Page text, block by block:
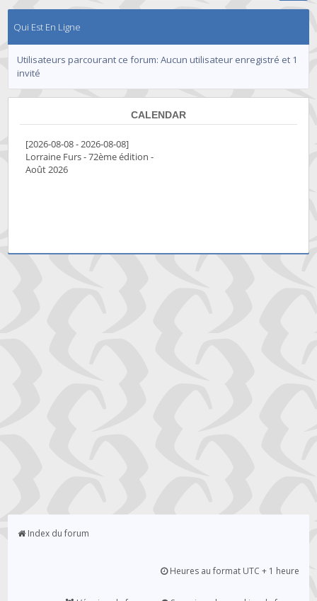
Qui Est En Ligne
Utilisateurs parcourant ce forum: Aucun utilisateur enregistré et 1
invité
CALENDAR
Index du forum
Heures au format UTC + 1 heure